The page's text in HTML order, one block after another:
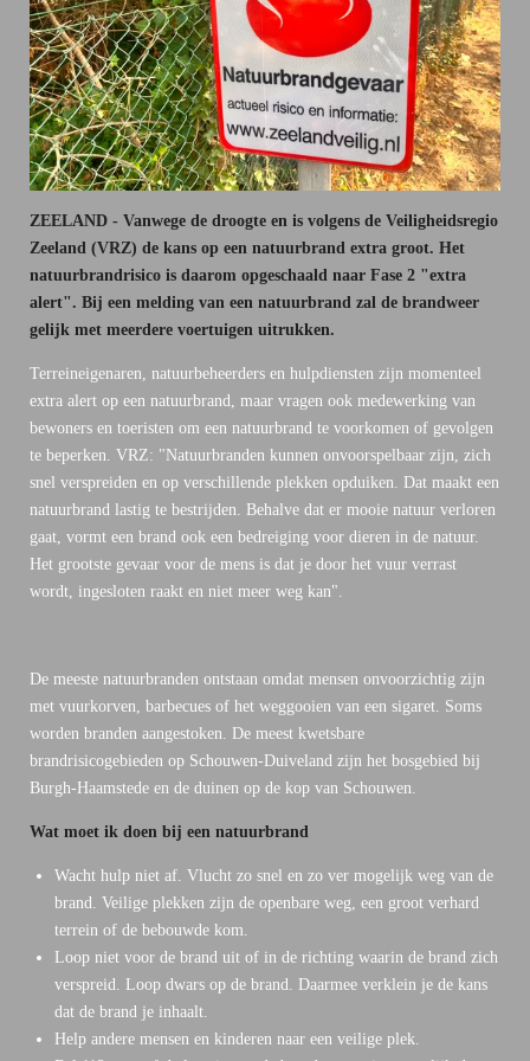
ZEELAND - Vanwege de droogte en is volgens de Veiligheidsregio
Zeeland (VRZ) de kans op een natuurbrand extra groot. Het
natuurbrandrisico is daarom opgeschaald naar Fase 2 "extra
alert". Bij een melding van een natuurbrand zal de brandweer
gelijk met meerdere voertuigen uitrukken.
Terreineigenaren, natuurbeheerders en hulpdiensten zijn momenteel
extra alert op een natuurbrand, maar vragen ook medewerking van
bewoners en toeristen om een natuurbrand te voorkomen of gevolgen
te beperken. VRZ: "Natuurbranden kunnen onvoorspelbaar zijn, zich
snel verspreiden en op verschillende plekken opduiken. Dat maakt een
natuurbrand lastig te bestrijden. Behalve dat er mooie natuur verloren
gaat, vormt een brand ook een bedreiging voor dieren in de natuur.
Het grootste gevaar voor de mens is dat je door het vuur verrast
wordt, ingesloten raakt en niet meer weg kan".
De meeste natuurbranden ontstaan omdat mensen onvoorzichtig zijn
met vuurkorven, barbecues of het weggooien van een sigaret. Soms
worden branden aangestoken. De meest kwetsbare
brandrisicogebieden op Schouwen-Duiveland zijn het bosgebied bij
Burgh-Haamstede en de duinen op de kop van Schouwen.
Wat moet ik doen bij een natuurbrand
Wacht hulp niet af. Vlucht zo snel en zo ver mogelijk weg van de
brand. Veilige plekken zijn de openbare weg, een groot verhard
terrein of de bebouwde kom.
Loop niet voor de brand uit of in de richting waarin de brand zich
verspreid. Loop dwars op de brand. Daarmee verklein je de kans
dat de brand je inhaalt.
Help andere mensen en kinderen naar een veilige plek.